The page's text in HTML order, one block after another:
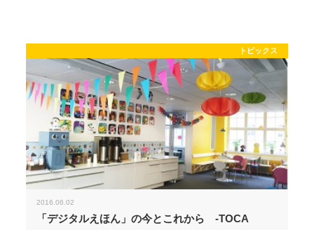
トピックス
2016.06.02
「デジタルえほん」の今とこれから -TOCA